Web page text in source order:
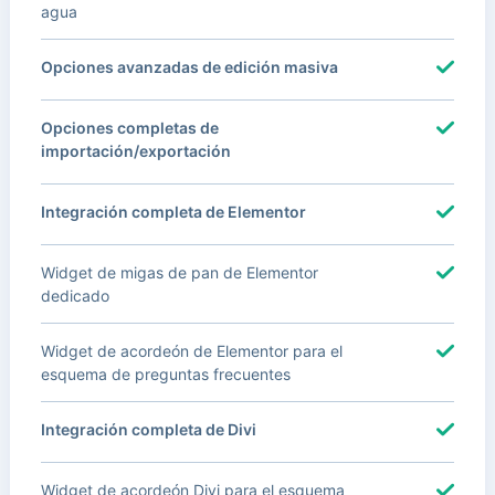
agua
Opciones avanzadas de edición masiva
Opciones completas de
importación/exportación
Integración completa de Elementor
Widget de migas de pan de Elementor
dedicado
Widget de acordeón de Elementor para el
esquema de preguntas frecuentes
Integración completa de Divi
Widget de acordeón Divi para el esquema